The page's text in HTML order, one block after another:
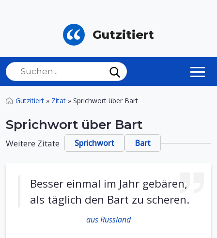
Gutzitiert
Gutzitiert » Zitat » Sprichwort über Bart
Sprichwort über Bart
Weitere Zitate Sprichwort Bart
Besser einmal im Jahr gebären,
als täglich den Bart zu scheren.
aus Russland